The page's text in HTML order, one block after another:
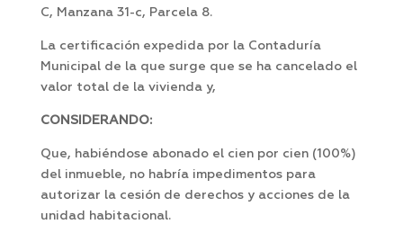
C, Manzana 31-c, Parcela 8.
La certificación expedida por la Contaduría
Municipal de la que surge que se ha cancelado el
valor total de la vivienda y,
CONSIDERANDO:
Que, habiéndose abonado el cien por cien (100%)
del inmueble, no habría impedimentos para
autorizar la cesión de derechos y acciones de la
unidad habitacional.